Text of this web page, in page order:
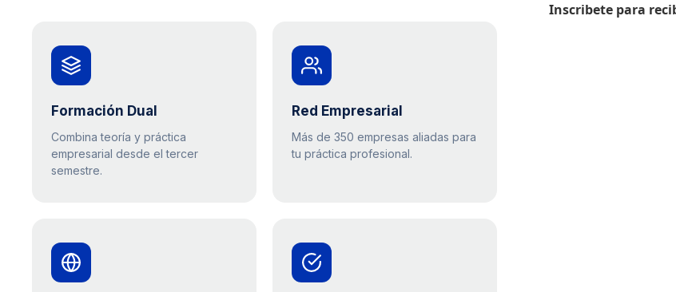
Formación Dual
Combina teoría y práctica
empresarial desde el tercer
semestre.
Red Empresarial
Más de 350 empresas aliadas para
tu práctica profesional.
Inscribete para